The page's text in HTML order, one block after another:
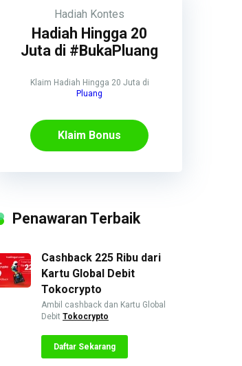
Hadiah Kontes
Hadiah Hingga 20
Juta di #BukaPluang
Klaim Hadiah Hingga 20 Juta di
Pluang
Klaim Bonus
Penawaran Terbaik
Cashback 225 Ribu dari
Kartu Global Debit
Tokocrypto
Ambil cashback dan Kartu Global
Debit Tokocrypto
Daftar Sekarang